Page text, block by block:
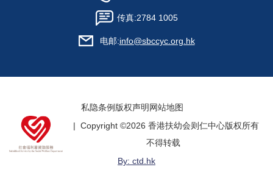
传真:2784 1005
电邮:info@sbccyc.org.hk
私隐条例 版权声明网站地图
| Copyright ©2026 香港扶幼会则仁中心版权所有
不得转载
By: ctd.hk